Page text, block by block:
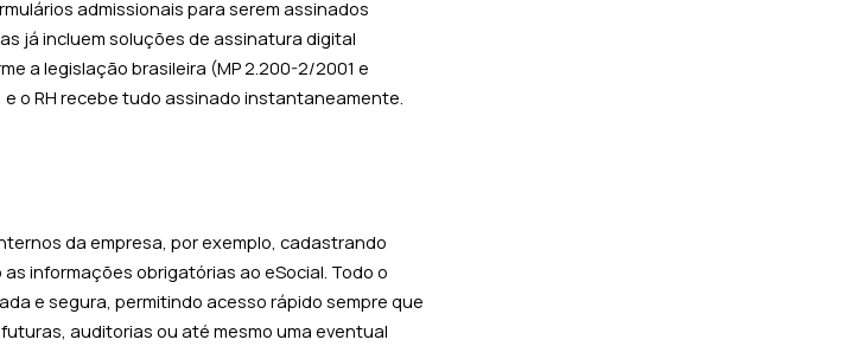
admissionais para serem assinados
já incluem soluções de assinatura digital
a legislação brasileira (MP 2.200-2/2001 e
o RH recebe tudo assinado instantaneamente.
da empresa, por exemplo, cadastrando
informações obrigatórias ao eSocial. Todo o
e segura, permitindo acesso rápido sempre que
auditorias ou até mesmo uma eventual